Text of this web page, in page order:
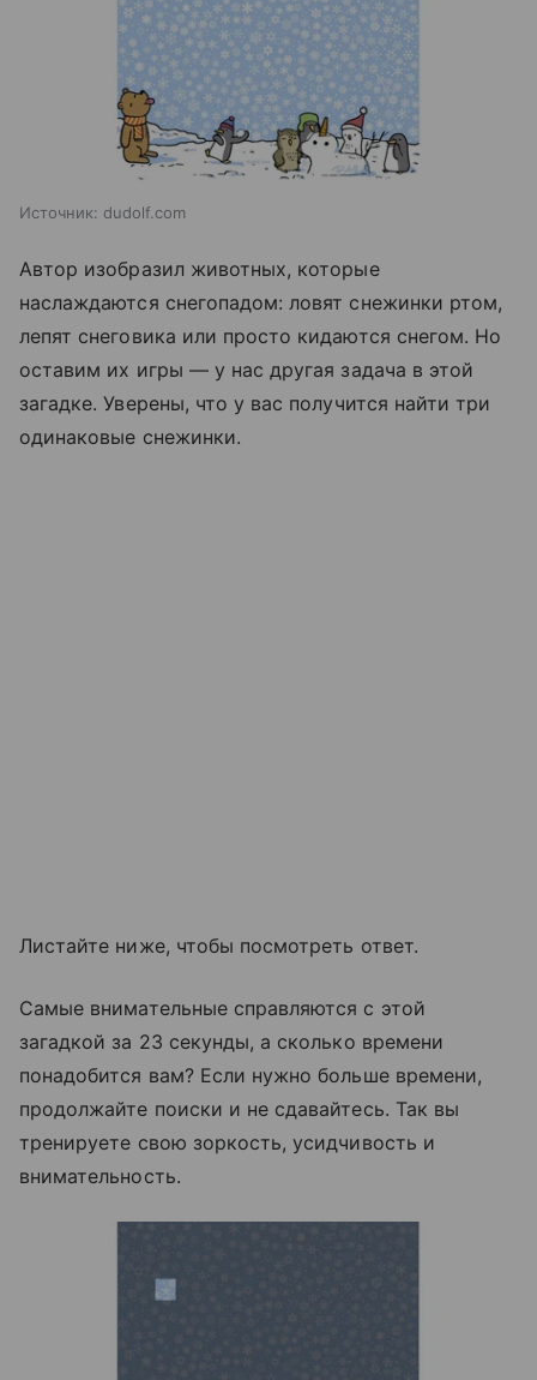
Источник: dudolf.com
Автор изобразил животных, которые
наслаждаются снегопадом: ловят снежинки ртом,
лепят снеговика или просто кидаются снегом. Но
оставим их игры — у нас другая задача в этой
загадке. Уверены, что у вас получится найти три
одинаковые снежинки.
Листайте ниже, чтобы посмотреть ответ.
Самые внимательные справляются с этой
загадкой за 23 секунды, а сколько времени
понадобится вам? Если нужно больше времени,
продолжайте поиски и не сдавайтесь. Так вы
тренируете свою зоркость, усидчивость и
внимательность.